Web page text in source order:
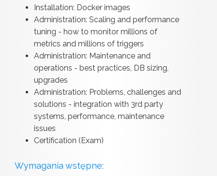
Installation: Docker images
Administration: Scaling and performance
tuning - how to monitor millions of
metrics and millions of triggers
Administration: Maintenance and
operations - best practices, DB sizing,
upgrades
Administration: Problems, challenges and
solutions - integration with 3rd party
systems, performance, maintenance
issues
Certification (Exam)
Wymagania wstępne: